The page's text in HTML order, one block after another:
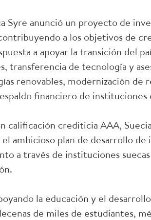
Syre anunció un proyecto de
a los objetivos de
a apoyar la transición del
transferencia de tecnología y
renovables, modernización de
financiero de instituciones
calificación crediticia AAA,
ambicioso plan de desarrollo
a través de instituciones
la educación y el
de miles de estudiantes,